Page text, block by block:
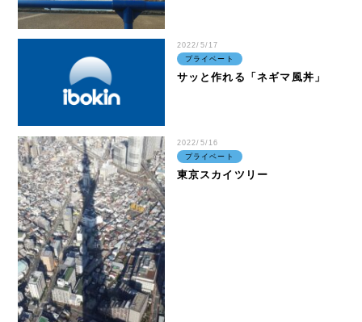
プライベート
2022/5/17
サッと作れる「ネギマ風丼」
プライベート
2022/5/16
東京スカイツリー